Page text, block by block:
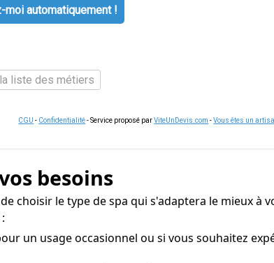
automatiquement !
liste des métiers
CGU - Confidentialité- Service proposé parViteUnDevis.com -Vous êtes un
besoins
choisir le type de spa qui s'adaptera le mieux à
un usage occasionnel ou si vous souhaitez